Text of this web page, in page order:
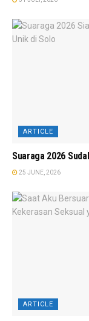
ARTICLE
Suaraga 2026
25 JUNE, 2026
ARTICLE